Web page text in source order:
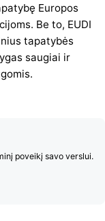
Europos
Be to, EUDI
tapatybės
saugiai ir
poveikį savo verslui.